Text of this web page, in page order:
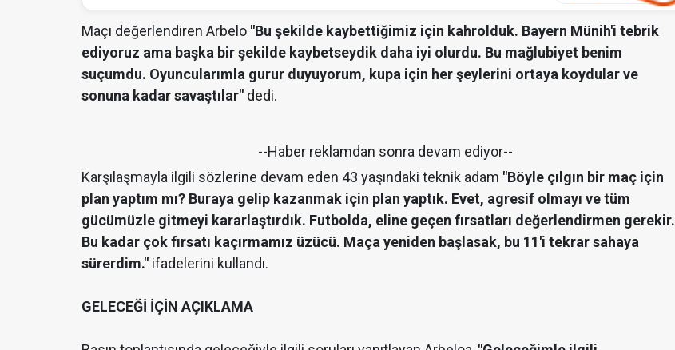
Maçı değerlendiren Arbelo "Bu şekilde kaybettiğimiz için kahrolduk. Bayern Münih'i tebrik
ediyoruz ama başka bir şekilde kaybetseydik daha iyi olurdu. Bu mağlubiyet benim
suçumdu. Oyuncularımla gurur duyuyorum, kupa için her şeylerini ortaya koydular ve
sonuna kadar savaştılar" dedi.
--Haber reklamdan sonra devam ediyor--
Karşılaşmayla ilgili sözlerine devam eden 43 yaşındaki teknik adam "Böyle çılgın bir maç için
plan yaptım mı? Buraya gelip kazanmak için plan yaptık. Evet, agresif olmayı ve tüm
gücümüzle gitmeyi kararlaştırdık. Futbolda, eline geçen fırsatları değerlendirmen gerekir.
Bu kadar çok fırsatı kaçırmamız üzücü. Maça yeniden başlasak, bu 11'i tekrar sahaya
sürerdim." ifadelerini kullandı.
GELECEĞİ İÇİN AÇIKLAMA